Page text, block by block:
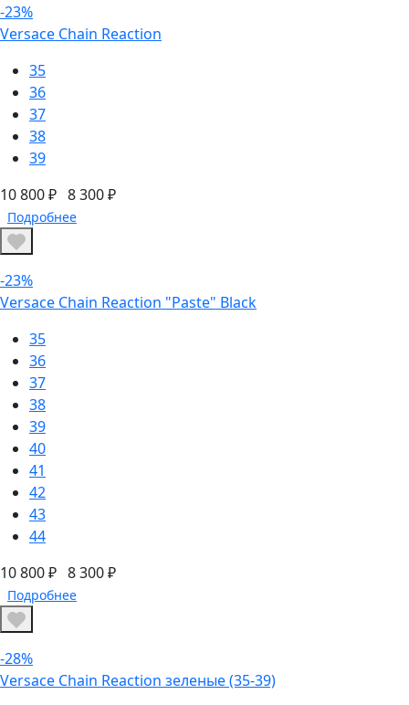
-23%
Versace Chain Reaction
35
36
37
38
39
10 800 ₽ 8 300 ₽
Подробнее
-23%
Versace Chain Reaction "Paste" Black
35
36
37
38
39
40
41
42
43
44
10 800 ₽ 8 300 ₽
Подробнее
-28%
Versace Chain Reaction зеленые (35-39)